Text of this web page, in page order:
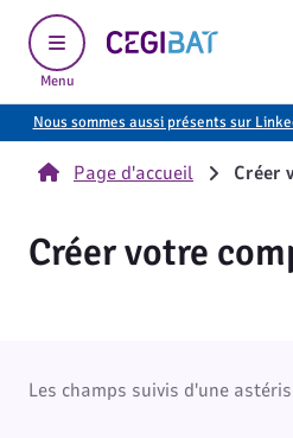
Menu
Cegibat, accueil
Nous sommes aussi présents sur
Page d'accueil Créer
Créer votre
Les champs suivis d'une